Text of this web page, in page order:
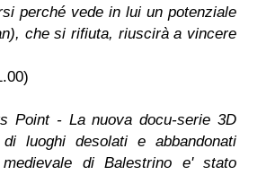
perché vede in lui un potenziale
che si rifiuta, riuscirà a vincere
Point - La nuova docu-serie 3D
luoghi desolati e abbandonati
di Balestrino e' stato